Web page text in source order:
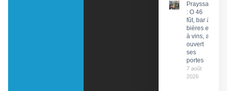
Prayssac
: O 46
fût, bar à
bières et
à vins, a
ouvert
ses
portes
7 août
2026